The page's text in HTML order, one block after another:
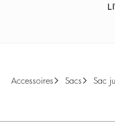
accessoires sacs sac